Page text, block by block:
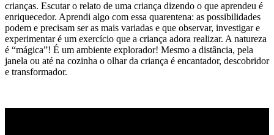
crianças. Escutar o relato de uma criança dizendo o que aprendeu é
enriquecedor. Aprendi algo com essa quarentena: as possibilidades
podem e precisam ser as mais variadas e que observar, investigar e
experimentar é um exercício que a criança adora realizar. A natureza
é “mágica”! É um ambiente explorador! Mesmo a distância, pela
janela ou até na cozinha o olhar da criança é encantador, descobridor
e transformador.